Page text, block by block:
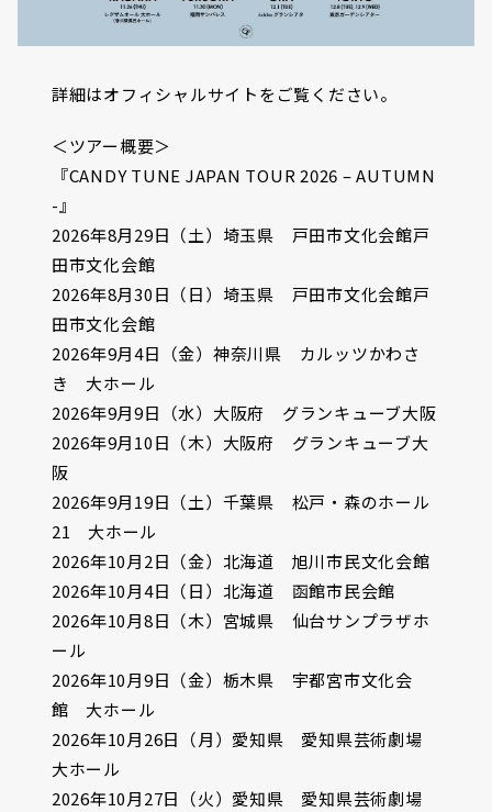
詳細はオフィシャルサイトをご覧ください。
＜ツアー概要＞
『CANDY TUNE JAPAN TOUR 2026 – AUTUMN
-』
2026年8月29日（土）埼玉県 戸田市文化会館戸
田市文化会館
2026年8月30日（日）埼玉県 戸田市文化会館戸
田市文化会館
2026年9月4日（金）神奈川県 カルッツかわさ
き 大ホール
2026年9月9日（水）大阪府 グランキューブ大阪
2026年9月10日（木）大阪府 グランキューブ大
阪
2026年9月19日（土）千葉県 松戸・森のホール
21 大ホール
2026年10月2日（金）北海道 旭川市民文化会館
2026年10月4日（日）北海道 函館市民会館
2026年10月8日（木）宮城県 仙台サンプラザホ
ール
2026年10月9日（金）栃木県 宇都宮市文化会
館 大ホール
2026年10月26日（月）愛知県 愛知県芸術劇場
大ホール
2026年10月27日（火）愛知県 愛知県芸術劇場